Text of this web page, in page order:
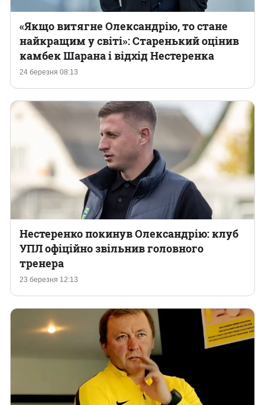
24 березня 08:13
«Якщо витягне Олександрію, то стане
найкращим у світі»: Старенький оцінив
камбек Шарана і відхід Нестеренка
23 березня 12:13
Нестеренко покинув Олександрію: клуб
УПЛ офіційно звільнив головного
тренера